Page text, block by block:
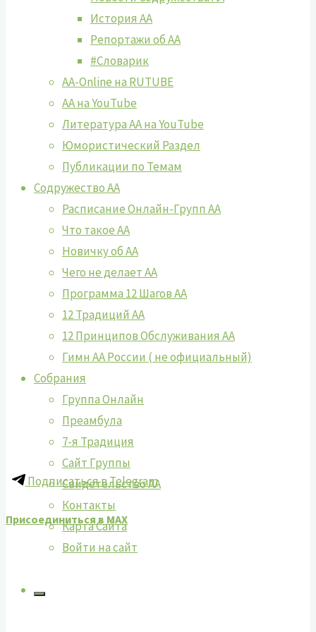
История АА
Репортажи об АА
#Словарик
AA-Online на RUTUBE
АA на YouTube
Литература АА на YouTube
Юмористический Раздел
Публикации по Темам
Содружество АА
Расписание Онлайн-Групп АА
Что такое АА
Новичку об АА
Чего не делает АА
Программа 12 Шагов АА
12 Традиций АА
12 Принципов Обслуживания АА
Гимн АА России ( не официальный)
Собрания
Группа Онлайн
Преамбула
7-я Традиция
Сайт Группы
Свидетельство АА
Контакты
Карта Сайта
Войти на сайт
Подписаться в Telegram
Присоединиться в MAX